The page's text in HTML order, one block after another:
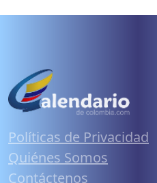
Políticas de Privacidad
Quiénes Somos
Contáctenos